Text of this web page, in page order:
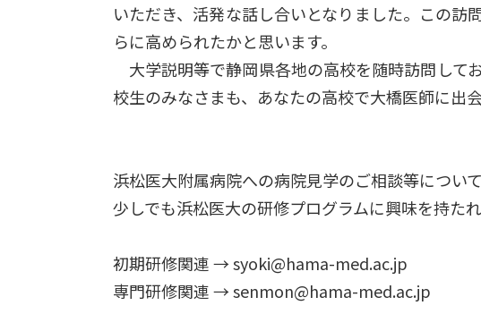
いただき、活発な話し合いとなりました。この訪
らに高められたかと思います。
大学説明等で静岡県各地の高校を随時訪問して
校生のみなさまも、あなたの高校で大橋医師に出
浜松医大附属病院への病院見学のご相談等につい
少しでも浜松医大の研修プログラムに興味を持た
初期研修関連 → syoki@hama-med.ac.jp
専門研修関連 → senmon@hama-med.ac.jp